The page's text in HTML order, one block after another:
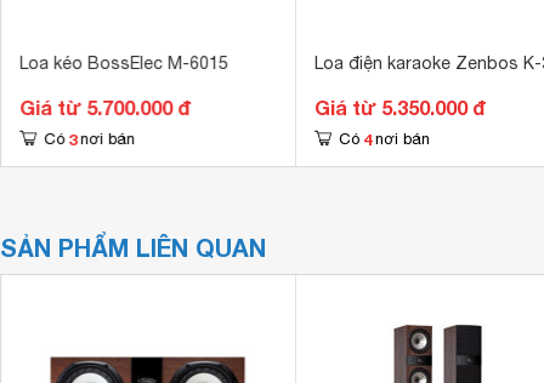
Loa kéo BossElec M-6015
Giá từ 5.700.000 đ
Có 3 nơi bán
Loa điện karaoke Zenbos
Giá từ 5.350.000 đ
Có 4 nơi bán
SẢN PHẨM LIÊN QUAN